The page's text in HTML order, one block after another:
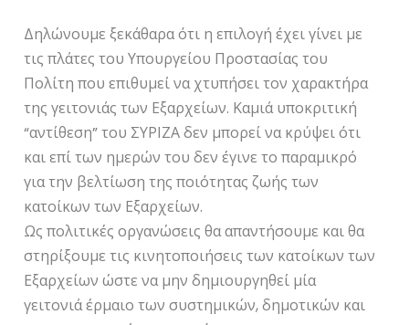
Δηλώνουμε ξεκάθαρα ότι η επιλογή έχει γίνει με
τις πλάτες του Υπουργείου Προστασίας του
Πολίτη που επιθυμεί να χτυπήσει τον χαρακτήρα
της γειτονιάς των Εξαρχείων. Καμιά υποκριτική
“αντίθεση” του ΣΥΡΙΖΑ δεν μπορεί να κρύψει ότι
και επί των ημερών του δεν έγινε το παραμικρό
για την βελτίωση της ποιότητας ζωής των
κατοίκων των Εξαρχείων.
Ως πολιτικές οργανώσεις θα απαντήσουμε και θα
στηρίξουμε τις κινητοποιήσεις των κατοίκων των
Εξαρχείων ώστε να μην δημιουργηθεί μία
γειτονιά έρμαιο των συστημικών, δημοτικών και